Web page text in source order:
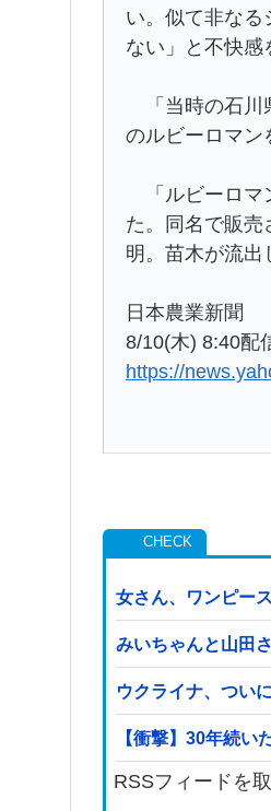
い。似て非なる
ない」と不快感
「当時の石川
のルビーロマン
「ルビーロマ
た。同名で販売
明。苗木が流出
日本農業新聞
8/10(木) 8:40配
https://
女さん、ワンピー
みいちゃんと山田
ウクライナ、つい
【衝撃】30年続い
RSSフィードを